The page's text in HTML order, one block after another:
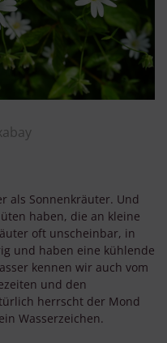
als Sonnenkräuter. Und
haben, die an kleine
oft unscheinbar, in
und haben eine kühlende
kennen wir auch vom
und den
herrscht der Mond
Wasserzeichen.